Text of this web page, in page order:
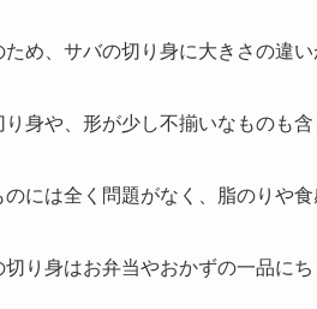
ため、サバの切り身に大きさの違い
身や、形が少し不揃いなものも含
には全く問題がなく、脂のりや食
り身はお弁当やおかずの一品にち